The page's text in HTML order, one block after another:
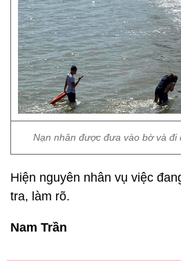
Nạn nhân được đưa vào bờ và đi
Hiện nguyên nhân vụ việc
tra, làm rõ.
Nam Trần